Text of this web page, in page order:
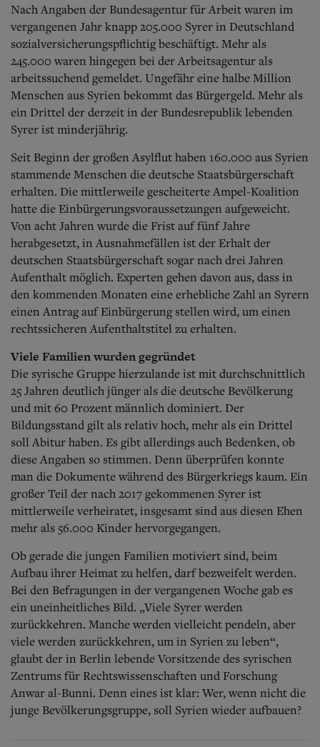
Nach Angaben der Bundesagentur für Arbeit waren im
vergangenen Jahr knapp 205.000 Syrer in Deutschland
sozialversicherungspflichtig beschäftigt. Mehr als
245.000 waren hingegen bei der Arbeitsagentur als
arbeitssuchend gemeldet. Ungefähr eine halbe Million
Menschen aus Syrien bekommt das Bürgergeld. Mehr als
ein Drittel der derzeit in der Bundesrepublik lebenden
Syrer ist minderjährig.
Seit Beginn der großen Asylflut haben 160.000 aus Syrien
stammende Menschen die deutsche Staatsbürgerschaft
erhalten. Die mittlerweile gescheiterte Ampel-Koalition
hatte die Einbürgerungsvoraussetzungen aufgeweicht.
Von acht Jahren wurde die Frist auf fünf Jahre
herabgesetzt, in Ausnahmefällen ist der Erhalt der
deutschen Staatsbürgerschaft sogar nach drei Jahren
Aufenthalt möglich. Experten gehen davon aus, dass in
den kommenden Monaten eine erhebliche Zahl an Syrern
einen Antrag auf Einbürgerung stellen wird, um einen
rechtssicheren Aufenthaltstitel zu erhalten.
Viele Familien wurden gegründet
Die syrische Gruppe hierzulande ist mit durchschnittlich
25 Jahren deutlich jünger als die deutsche Bevölkerung
und mit 60 Prozent männlich dominiert. Der
Bildungsstand gilt als relativ hoch, mehr als ein Drittel
soll Abitur haben. Es gibt allerdings auch Bedenken, ob
diese Angaben so stimmen. Denn überprüfen konnte
man die Dokumente während des Bürgerkriegs kaum. Ein
großer Teil der nach 2017 gekommenen Syrer ist
mittlerweile verheiratet, insgesamt sind aus diesen Ehen
mehr als 56.000 Kinder hervorgegangen.
Ob gerade die jungen Familien motiviert sind, beim
Aufbau ihrer Heimat zu helfen, darf bezweifelt werden.
Bei den Befragungen in der vergangenen Woche gab es
ein uneinheitliches Bild. „Viele Syrer werden
zurückkehren. Manche werden vielleicht pendeln, aber
viele werden zurückkehren, um in Syrien zu leben“,
glaubt der in Berlin lebende Vorsitzende des syrischen
Zentrums für Rechtswissenschaften und Forschung
Anwar al-Bunni. Denn eines ist klar: Wer, wenn nicht die
junge Bevölkerungsgruppe, soll Syrien wieder aufbauen?